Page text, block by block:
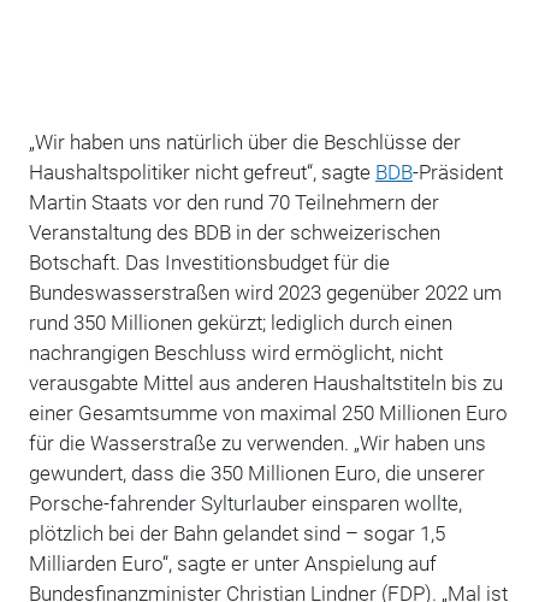
„Wir haben uns natürlich über die Beschlüsse der
Haushaltspolitiker nicht gefreut“, sagte BDB-Präsident
Martin Staats vor den rund 70 Teilnehmern der
Veranstaltung des BDB in der schweizerischen
Botschaft. Das Investitionsbudget für die
Bundeswasserstraßen wird 2023 gegenüber 2022 um
rund 350 Millionen gekürzt; lediglich durch einen
nachrangigen Beschluss wird ermöglicht, nicht
verausgabte Mittel aus anderen Haushaltstiteln bis zu
einer Gesamtsumme von maximal 250 Millionen Euro
für die Wasserstraße zu verwenden. „Wir haben uns
gewundert, dass die 350 Millionen Euro, die unserer
Porsche-fahrender Sylturlauber einsparen wollte,
plötzlich bei der Bahn gelandet sind – sogar 1,5
Milliarden Euro“, sagte er unter Anspielung auf
Bundesfinanzminister Christian Lindner (FDP). „Mal ist